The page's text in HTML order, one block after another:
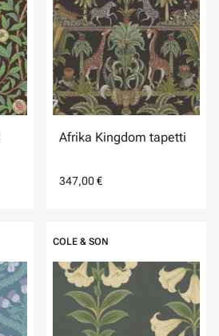
Afrika Kingdom tapetti
347,00 €
COLE & SON